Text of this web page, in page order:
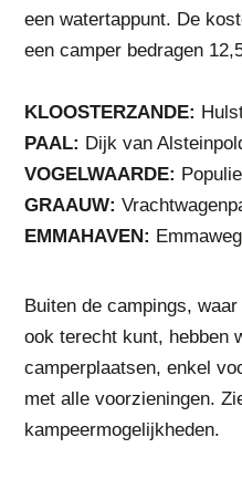
een watertappunt. De
een camper bedragen
KLOOSTERZANDE:
PAAL: Dijk van
VOGELWAARDE:
GRAAUW:
EMMAHAVEN:
Buiten de campings,
ook terecht kunt, hebben
camperplaatsen, enkel
met alle voorzieningen.
kampeermogelijkheden.